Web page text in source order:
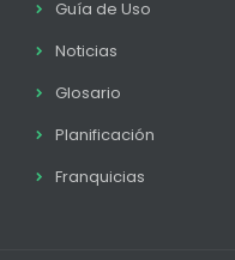
Guía de Uso
Noticias
Glosario
Planificación
Franquicias